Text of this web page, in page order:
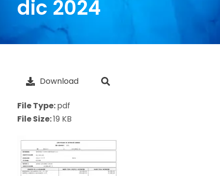
dic 2024
Download
File Type:pdf
File Size:19 KB